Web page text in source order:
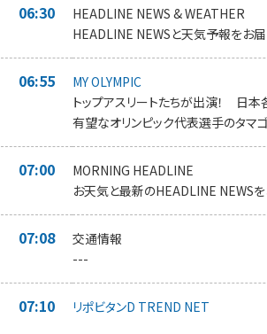
06:30
HEADLINE NEWS & WEATHER
HEADLINE NEWSと天気予報をお届
06:55
MY OLYMPIC
トップアスリートたちが出演！ 日
有望なオリンピック代表選手のタマ
07:00
MORNING HEADLINE
お天気と最新のHEADLINE NEWSを
07:08
交通情報
---
07:10 リポビタンD TREND NET